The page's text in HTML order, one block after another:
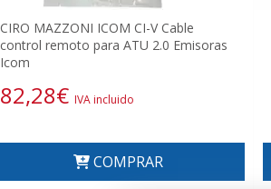
CIRO MAZZONI ICOM CI-V Cable
control remoto para ATU 2.0 Emisoras
Icom
82,28€ IVA incluido
COMPRAR